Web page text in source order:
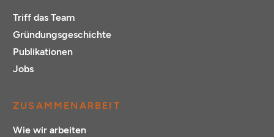
Triff das Team
Gründungsgeschichte
Publikationen
Jobs
ZUSAMMENARBEIT
Wie wir arbeiten